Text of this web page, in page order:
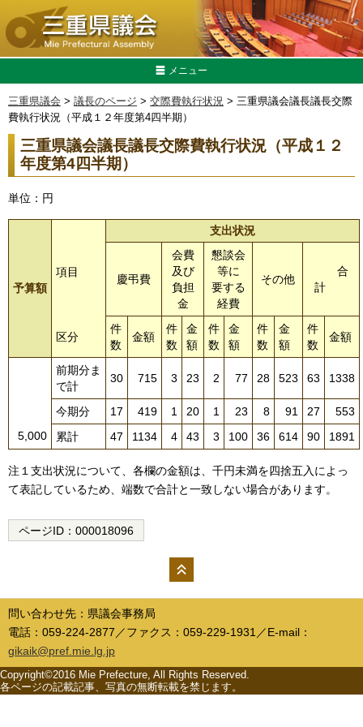
メニュー
三重県議会 > 議長のページ > 交際費執行状況 > 三重県議会議長議長交際
費執行状況（平成１２年度第4四半期）
三重県議会議長議長交際費執行状況（平成１２
年度第4四半期）
単位：円
予算額
項目
区分
支出状況
慶弔費
会費
及び
負担
金
懇談会
等に
要する
経費
その他
合
計
件
数
金額
件
数
金
額
件
数
金
額
件
数
金
額
件
数
金額
5,000
前期分ま
で計
30 715 3 23 2 77 28 523 63 1338
今期分 17 419 1 20 1 23 8 91 27
553
累計
47 1134 4 43 3 100 36 614 90 1891
注１支出状況について、各欄の金額は、千円未満を四捨五入によっ
て表記しているため、端数で合計と一致しない場合があります。
ページID： 000018096
先頭
問い合わせ先：県議会事務局
電話：059-224-2877／ファクス：059-229-1931／E-mail：
gikaik@pref.mie.lg.jp
Copyright©2016 Mie Prefecture, All Rights Reserved.
各ページの記載記事、写真の無断転載を禁じます。